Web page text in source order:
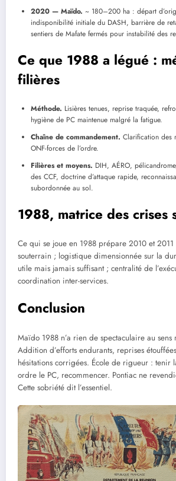
2020 — Maïdo. ~ 180–200 ha : départ
indisponibilité initiale du DASH, barrière de
sentiers de Mafate fermés pour instabilité des
Ce que 1988 a légué :
filières
Méthode. Lisières tenues, reprise traquée,
hygiène de PC maintenue malgré la fatigue.
Chaîne de commandement. Clarification des
ONF-forces de l’ordre.
Filières et moyens. DIH, AÉRO,
des CCF, doctrine d’attaque rapide,
subordonnée au sol.
1988, matrice des crises
Ce qui se joue en 1988 prépare 2010 et 2011
souterrain ; logistique dimensionnée sur la
utile mais jamais suffisant ; centralité de
coordination inter-services.
Conclusion
Maïdo 1988 n’a rien de spectaculaire au
Addition d’efforts endurants, reprises
hésitations corrigées. École de rigueur : tenir
ordre le PC, recommencer. Pontiac ne
Cette sobriété dit l’essentiel.